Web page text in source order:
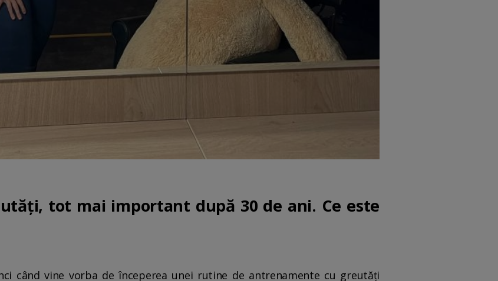
tot mai important după 30 de ani. Ce este
când vine vorba de începerea unei rutine de antrenamente cu greutăți